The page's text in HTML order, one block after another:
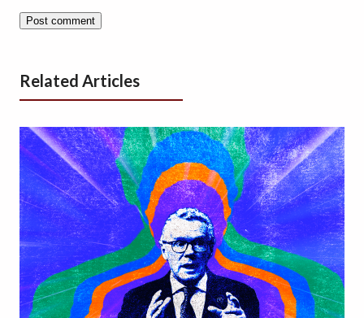
Related Articles